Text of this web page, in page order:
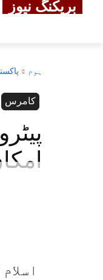
بریکنگ نیوز
ہوم
کامرس